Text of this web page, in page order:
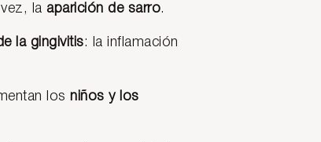
la aparición de sarro.
la gingivitis: la inflamación
los niños y los